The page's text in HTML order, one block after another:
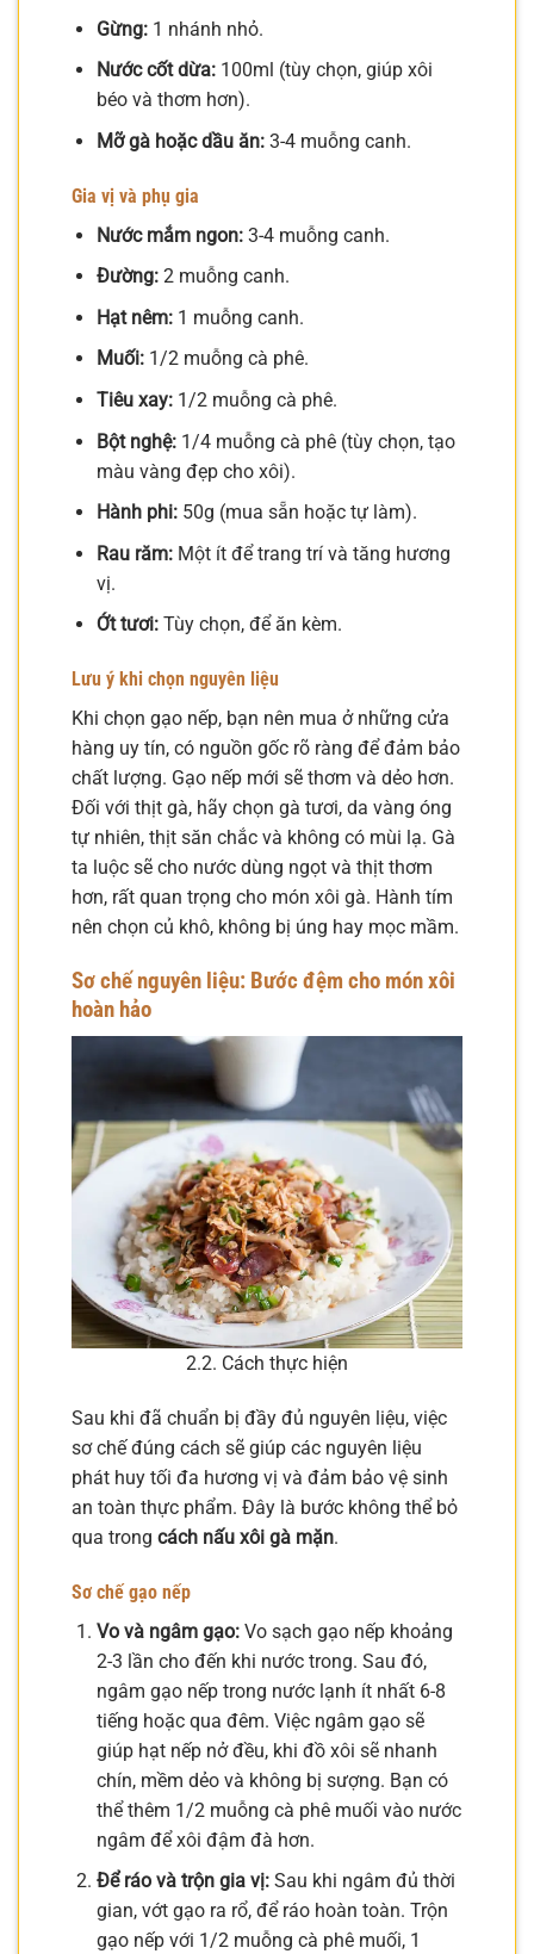
Gừng:1 nhánh nhỏ.
Nước cốt dừa:100ml (tùy chọn, giúp xôi
béo và thơm hơn).
Mỡ gà hoặc dầu ăn:3-4 muỗng canh.
Gia vị và phụ gia
Nước mắm ngon:3-4 muỗng canh.
Đường:2 muỗng canh.
Hạt nêm:1 muỗng canh.
Muối:1/2 muỗng cà phê.
Tiêu xay:1/2 muỗng cà phê.
Bột nghệ:1/4 muỗng cà phê (tùy chọn, tạo
màu vàng đẹp cho xôi).
Hành phi:50g (mua sẵn hoặc tự làm).
Rau răm:Một ít để trang trí và tăng hương
vị.
Ớt tươi:Tùy chọn, để ăn kèm.
Lưu ý khi chọn nguyên liệu
Khi chọn gạo nếp, bạn nên mua ở những cửa
hàng uy tín, có nguồn gốc rõ ràng để đảm bảo
chất lượng. Gạo nếp mới sẽ thơm và dẻo hơn.
Đối với thịt gà, hãy chọn gà tươi, da vàng óng
tự nhiên, thịt săn chắc và không có mùi lạ. Gà
ta luộc sẽ cho nước dùng ngọt và thịt thơm
hơn, rất quan trọng cho món xôi gà. Hành tím
nên chọn củ khô, không bị úng hay mọc mầm.
Sơ chế nguyên liệu: Bước đệm cho món xôi
hoàn hảo
2.2. Cách thực hiện
Sau khi đã chuẩn bị đầy đủ nguyên liệu, việc
sơ chế đúng cách sẽ giúp các nguyên liệu
phát huy tối đa hương vị và đảm bảo vệ sinh
an toàn thực phẩm. Đây là bước không thể bỏ
qua trong cách nấu xôi gà mặn.
Sơ chế gạo nếp
Vo và ngâm gạo:Vo sạch gạo nếp khoảng
2-3 lần cho đến khi nước trong. Sau đó,
ngâm gạo nếp trong nước lạnh ít nhất 6-8
tiếng hoặc qua đêm. Việc ngâm gạo sẽ
giúp hạt nếp nở đều, khi đồ xôi sẽ nhanh
chín, mềm dẻo và không bị sượng. Bạn có
thể thêm 1/2 muỗng cà phê muối vào nước
ngâm để xôi đậm đà hơn.
Để ráo và trộn gia vị:Sau khi ngâm đủ thời
gian, vớt gạo ra rổ, để ráo hoàn toàn. Trộn
gạo nếp với 1/2 muỗng cà phê muối, 1